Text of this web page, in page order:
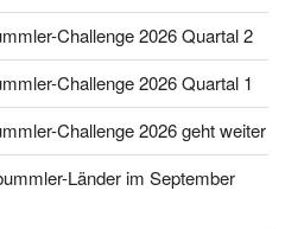
Challenge 2026 Quartal 2
Challenge 2026 Quartal 1
Challenge 2026 geht weiter
Länder im September